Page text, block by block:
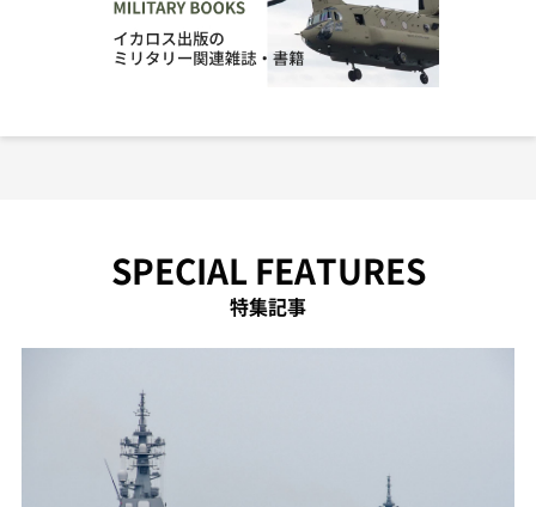
SPECIAL FEATURES
特集記事